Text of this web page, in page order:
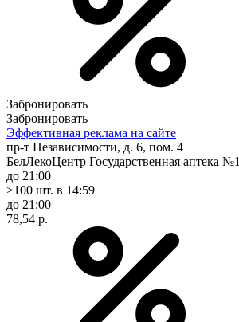
Забронировать
Забронировать
Эффективная реклама на сайте
пр-т Независимости, д. 6, пом. 4
БелЛекоЦентр Государственная аптека №1
до 21:00
>100 шт. в 14:59
до 21:00
78,54 р.